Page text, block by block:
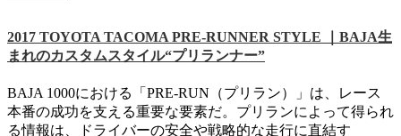
2017 TOYOTA TACOMA PRE-RUNNER STYLE ｜BAJA生
まれのカスタムスタイル“プリランナー”
BAJA 1000における「PRE-RUN（プリラン）」は、レース
本番の成功を支える重要な要素だ。プリランによって得られ
る情報は、ドライバーの安全や戦略的な走行に直結す